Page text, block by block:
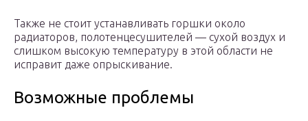
Также не стоит устанавливать горшки около
радиаторов, полотенцесушителей — сухой воздух и
слишком высокую температуру в этой области не
исправит даже опрыскивание.
Возможные проблемы